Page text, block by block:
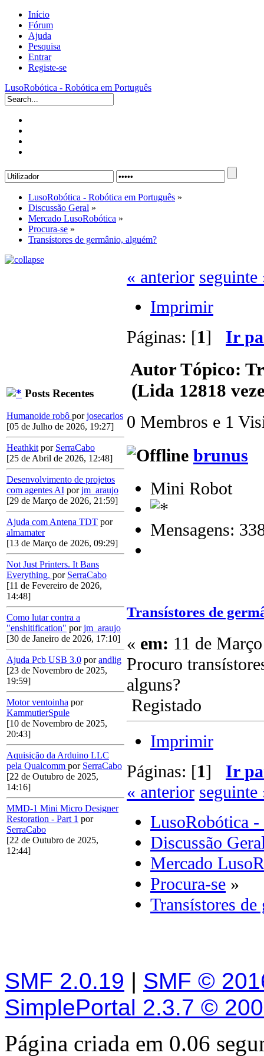
Início
Fórum
Ajuda
Pesquisa
Entrar
Registe-se
LusoRobótica - Robótica em Português
LusoRobótica - Robótica em Português »
Discussão Geral »
Mercado LusoRobótica »
Procura-se »
Transístores de germânio, alguém?
Posts Recentes
Humanoide robô porjosecarlos
[05 de Julho de 2026, 19:27]
Heathkit por SerraCabo
[25 de Abril de 2026, 12:48]
Desenvolvimento de projetos
com agentes AI porjm_araujo
[29 de Março de 2026, 21:59]
Ajuda com Antena TDT por
almamater
[13 de Março de 2026, 09:29]
Not Just Printers. It Bans
Everything. por SerraCabo
[11 de Fevereiro de 2026,
14:48]
Como lutar contra a
"enshitification" porjm_araujo
[30 de Janeiro de 2026, 17:10]
Ajuda Pcb USB 3.0 porandlig
[23 de Novembro de 2025,
19:59]
Motor ventoinha por
KammutierSpule
[10 de Novembro de 2025,
20:43]
Aquisição da Arduino LLC
pela Qualcomm por SerraCabo
[22 de Outubro de 2025,
14:16]
MMD-1 Mini Micro Designer
Restoration - Part 1 por
SerraCabo
[22 de Outubro de 2025,
12:44]
« anterior seguinte
Imprimir
Páginas: [1] Ir
AutorTópico:
(Lida 12818
0 Membros e 1
brunus
Mini Robot
Mensagens:
Transístores de
« em: 11 de
Procuro
alguns?
Registado
Imprimir
Páginas: [1] Ir
« anterior seguinte
LusoRobótica -
Discussão
Mercado
Procura-se »
Transístores
SMF 2.0.19 | SMF ©
SimplePortal 2.3.7 ©
Página criada em 0.06